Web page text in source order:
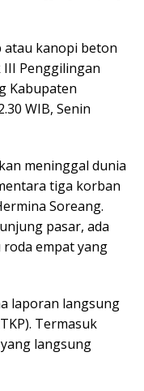
atau kanopi beton
III Penggilingan
Kabupaten
WIB, Senin
meninggal dunia
tiga korban
Soreang.
pasar, ada
empat yang
laporan langsung
Termasuk
langsung